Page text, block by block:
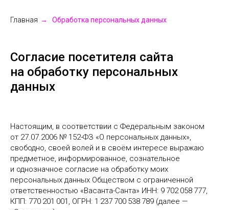
Главная → Обработка персональных данных
Согласие посетителя сайта
на обработку персональных
данных
Настоящим, в соответствии с Федеральным законом
от 27.07.2006 № 152-ФЗ «О персональных данных»,
свободно, своей волей и в своём интересе выражаю
предметное, информированное, сознательное
и однозначное согласие на обработку моих
персональных данных Обществом с ограниченной
ответственностью «Васанта-Санта» ИНН: 9 702 058 777,
КПП: 770 201 001, ОГРН: 1 237 700 538 789 (далее —